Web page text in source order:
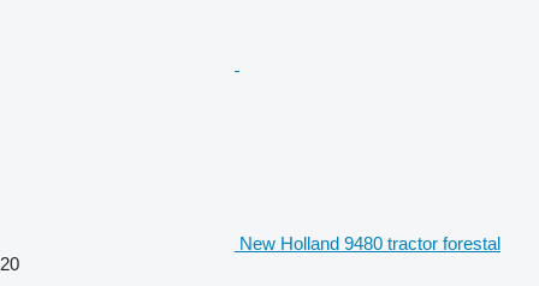
New Holland 9480 tractor forestal
20